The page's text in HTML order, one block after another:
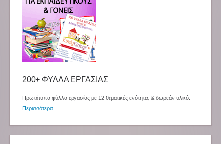
200+ ΦΥΛΛΑ ΕΡΓΑΣΙΑΣ
Πρωτότυπα φύλλα εργασίας με 12 θεματικές ενότητες & δωρεάν υλικό.
Περισσότερα...